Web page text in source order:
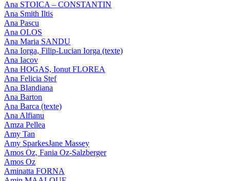
Ana STOICA – CONSTANTIN
Ana Smith Iltis
Ana Pascu
Ana OLOS
Ana Maria SANDU
Ana Iorga, Filip-Lucian Iorga (texte)
Ana Iacov
Ana HOGAS, Ionut FLOREA
Ana Felicia Stef
Ana Blandiana
Ana Barton
Ana Barca (texte)
Ana Alfianu
Amza Pellea
Amy Tan
Amy SparkesJane Massey
Amos Oz, Fania Oz-Salzberger
Amos Oz
Aminatta FORNA